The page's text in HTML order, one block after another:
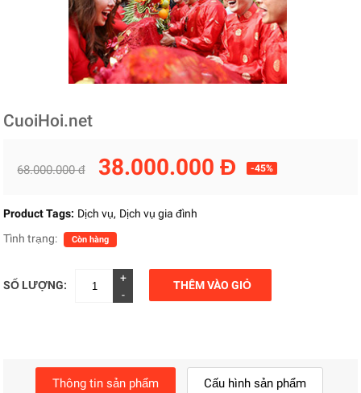
CuoiHoi.net
68.000.000 đ 38.000.000 Đ -45%
Product Tags: Dịch vụ Dịch vụ gia đình
Tình trạng:
Còn hàng
SỐ LƯỢNG:
+
-
THÊM VÀO GIỎ
Thông tin sản phẩm Cấu hình sản phẩm